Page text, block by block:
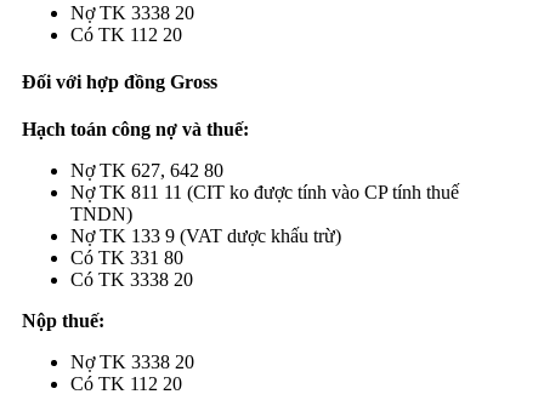
Nợ TK 3338 20
Có TK 112 20
Đối với hợp đồng Gross
Hạch toán công nợ và thuế:
Nợ TK 627, 642 80
Nợ TK 811 11 (CIT ko được tính vào CP tính thuế
TNDN)
Nợ TK 133 9 (VAT dược khấu trừ)
Có TK 331 80
Có TK 3338 20
Nộp thuế:
Nợ TK 3338 20
Có TK 112 20